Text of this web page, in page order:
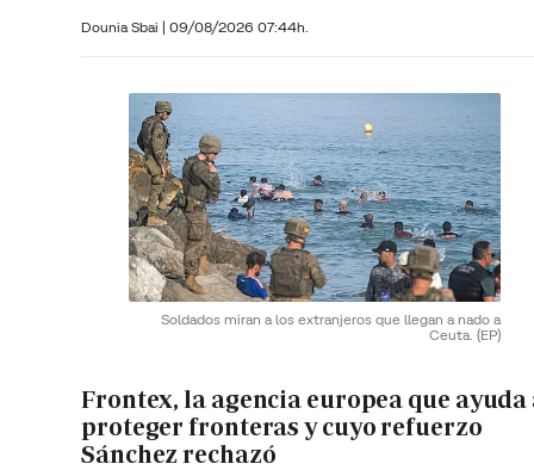
Dounia Sbai | 09/08/2026 07:44h.
Soldados miran a los extranjeros que llegan a nado a
Ceuta. (EP)
Frontex, la agencia europea que ayuda
proteger fronteras y cuyo refuerzo
Sánchez rechazó